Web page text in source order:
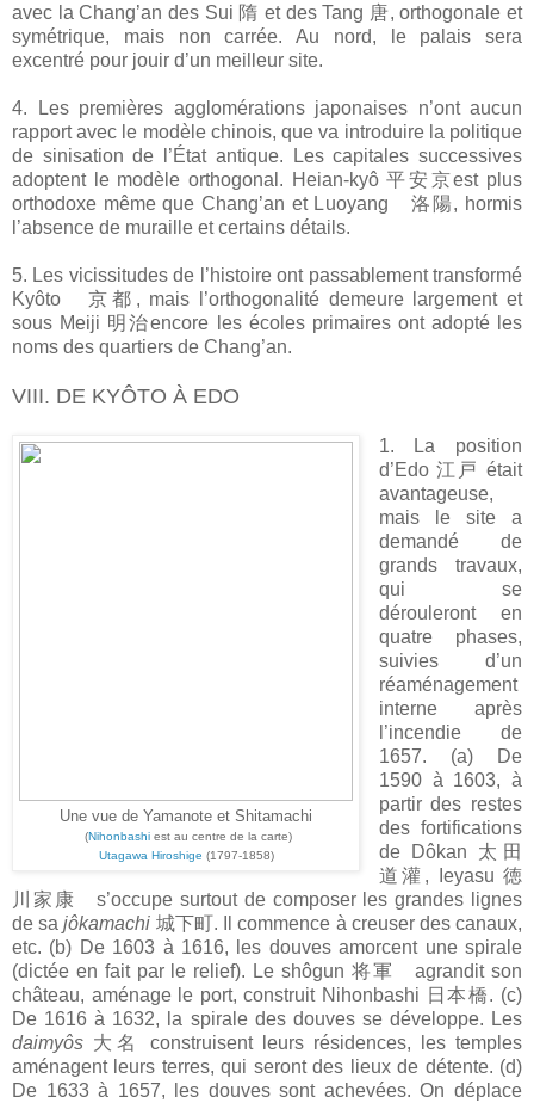
avec la Chang’an des Sui 隋 et des Tang 唐, orthogonale et
symétrique, mais non carrée. Au nord, le palais sera
excentré pour jouir d’un meilleur site.
4. Les premières agglomérations japonaises n’ont aucun
rapport avec le modèle chinois, que va introduire la politique
de sinisation de l’État antique. Les capitales successives
adoptent le modèle orthogonal. Heian-kyô 平安京est plus
orthodoxe même que Chang’an et Luoyang 洛陽, hormis
l’absence de muraille et certains détails.
5. Les vicissitudes de l’histoire ont passablement transformé
Kyôto 京都, mais l’orthogonalité demeure largement et
sous Meiji 明治encore les écoles primaires ont adopté les
noms des quartiers de Chang’an.
VIII. DE KYÔTO À EDO
Une vue de Yamanote et Shitamachi
(Nihonbashiest au centre de la carte)
Utagawa Hiroshige (1797-1858)
1. La position
d’Edo 江戸 était
avantageuse,
mais le site a
demandé de
grands travaux,
qui se
dérouleront en
quatre phases,
suivies d’un
réaménagement
interne après
l’incendie de
1657. (a) De
1590 à 1603, à
partir des restes
des fortifications
de Dôkan 太田
道灌, Ieyasu 徳
川家康 s’occupe surtout de composer les grandes lignes
de sajôkamachi 城下町. Il commence à creuser des canaux,
etc. (b) De 1603 à 1616, les douves amorcent une spirale
(dictée en fait par le relief). Le shôgun 将軍 agrandit son
château, aménage le port, construit Nihonbashi 日本橋. (c)
De 1616 à 1632, la spirale des douves se développe. Les
daimyôs 大名 construisent leurs résidences, les temples
aménagent leurs terres, qui seront des lieux de détente. (d)
De 1633 à 1657, les douves sont achevées. On déplace